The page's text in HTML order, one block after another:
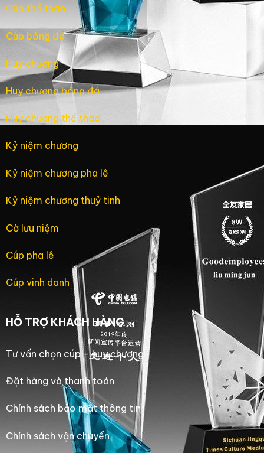
Cúp thể thao
Cúp bóng đá
Huy chương
Huy chương bóng đá
Huy chương thể thao
Kỷ niệm chương
Kỷ niệm chương pha lê
Kỷ niệm chương thuỷ tinh
Cờ lưu niệm
Cúp pha lê
Cúp vinh danh
HỖ TRỢ KHÁCH HÀNG
Tư vấn chọn cúp – huy chương
Đặt hàng và thanh toán
Chính sách bảo mật thông tin
Chính sách vận chuyển